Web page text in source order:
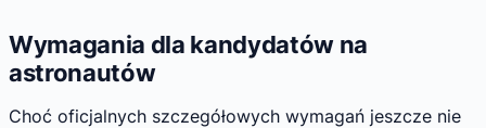
Wymagania dla kandydatów na
astronautów
Choć oficjalnych szczegółowych wymagań jeszcze nie